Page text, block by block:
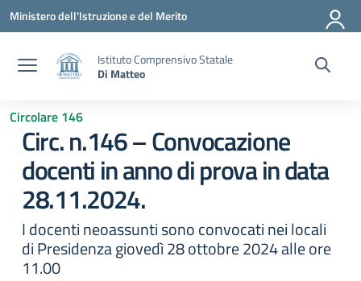
Vai ai contenuti
Vai al menu di navigazione
Vai al footer
Ministero dell'Istruzione e del Merito
Istituto Comprensivo Statale
Di Matteo
Circolare 146
Circ. n.146 – Convocazione
docenti in anno di prova in data
28.11.2024.
I docenti neoassunti sono convocati nei locali
di Presidenza giovedì 28 ottobre 2024 alle ore
11.00